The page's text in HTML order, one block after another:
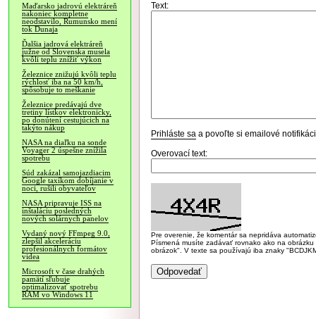
Maďarsko jadrovú elektráreň
nakoniec kompletne
neodstavilo, Rumunsko mení
tok Dunaja
Ďalšia jadrová elektráreň
južne od Slovenska musela
kvôli teplu znížiť výkon
Železnice znižujú kvôli teplu
rýchlosť iba na 50 km/h,
spôsobuje to meškanie
Železnice predávajú dve
tretiny lístkov elektronicky,
po donútení cestujúcich na
takýto nákup
NASA na diaľku na sonde
Voyager 2 úspešne znížila
spotrebu
Súd zakázal samojazdiacim
Google taxíkom dobíjanie v
noci, rušili obyvateľov
NASA pripravuje ISS na
inštaláciu posledných
nových solárnych panelov
Vydaný nový FFmpeg 9.0,
zlepšil akceleráciu
profesionálnych formátov
videa
Microsoft v čase drahých
pamätí sľubuje
optimalizovať spotrebu
RAM vo Windows 11
Text:
Prihláste sa a povoľte si emailové
Overovací text:
Pre overenie, že komentár sa nepridáva
Písmená musíte zadávať rovnako ako na
obrázok". V texte sa používajú iba znaky